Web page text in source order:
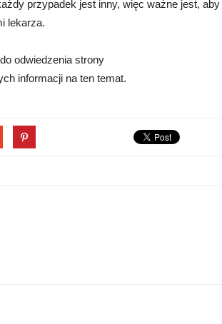
przypadek jest inny, więc ważne jest, aby
lekarza.
odwiedzenia strony
informacji na ten temat.